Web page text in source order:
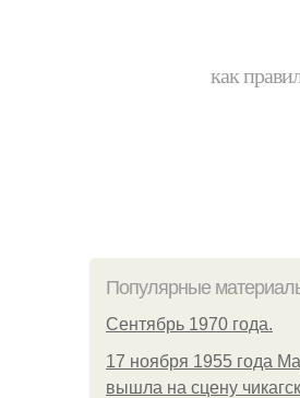
как
Популярные
Сентябрь 1970 года.
17 ноября 1955 года
вышла на сцену